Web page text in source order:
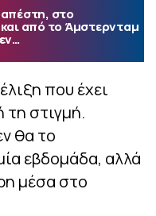
στο
από το Άμστερνταμ
που έχει
στιγμή.
θα το
εβδομάδα, αλλά
μέσα στο